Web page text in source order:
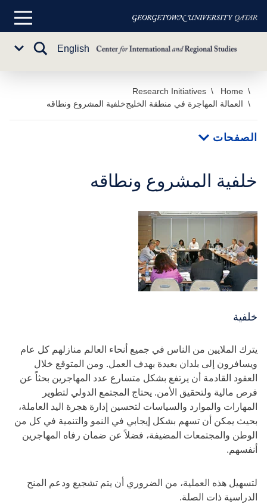
تخطي
المحتوى
الرئيسي
القائمة
English
تبديل
Home
Research Initiatives
العمالة المهاجرة في منطقة الخليجخلفية المشروع ونطاقه
الصفحات
خلفية المشروع ونطاقه
خلفية
يترك الملايين من الناس في جميع أنحاء العالم منازلهم كل عام
ويسافرون إلى بلدان بعيدة بهدف العمل. ومن المتوقع خلال
العقود القادمة أن يرتفع بشكل متسارع عدد المهاجرين بحثاً عن
فرص مالية ولتحقيق الأمن. يحتاج المجتمع الدولي لتطوير
المهارات والموارد والسياسات لتحسين إدارة هجرة اليد العاملة،
بحيث يمكن أن تسهم بشكل إيجابي في النمو والتنمية في كل من
الوطن والمجتمعات المضيفة، فضلاً عن ضمان رفاه المهاجرين
أنفسهم.
لتسهيل هذه العملية، من الضروري أن يتم تشجيع ودعم المنح
الدراسية ذات الصلة.